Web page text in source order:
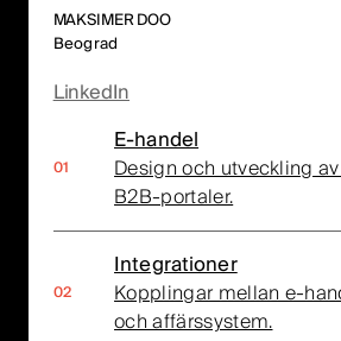
MAKSIMER DOO
Beograd
LinkedIn
E-handel
Design och utveckling
B2B-portaler.
Integrationer
Kopplingar mellan e-
och affärssystem.